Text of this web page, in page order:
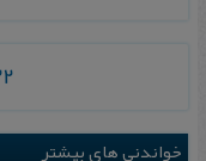
خواندنی های بیشتر